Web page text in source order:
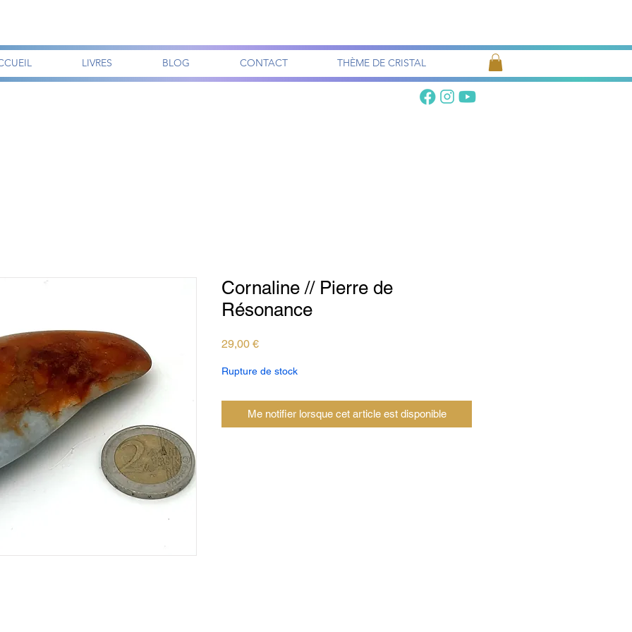
LIVRES BLOG CONTACT THÈME DE CRISTAL
Cornaline // Pierre de
Résonance
29,00 €Prix
Rupture de stock
Me notifier lorsque cet article est disponible